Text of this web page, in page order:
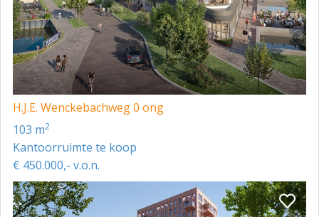
H.J.E. Wenckebachweg 0 ong
103 m2
Kantoorruimte te koop
€ 450.000,- v.o.n.